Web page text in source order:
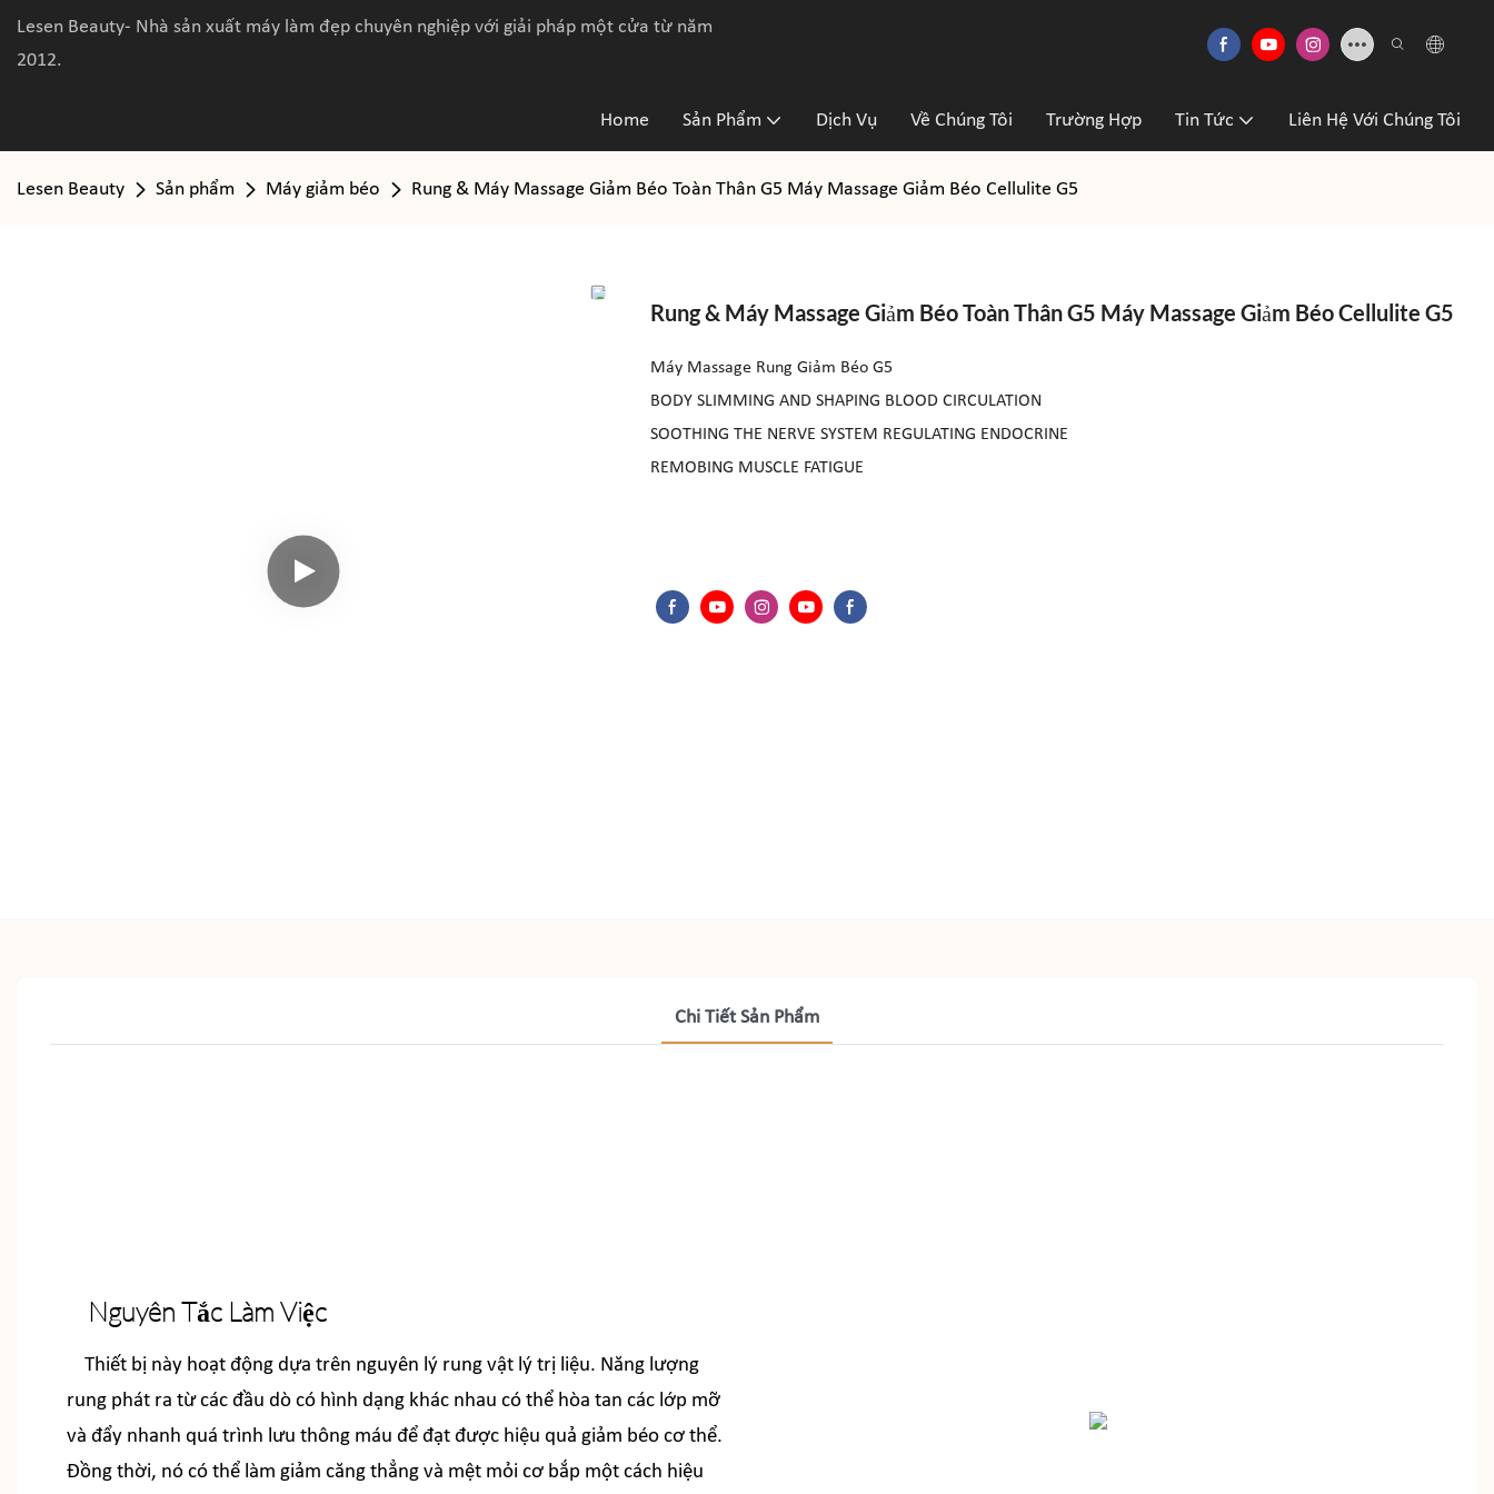
Lesen Beauty- Nhà sản xuất máy làm đẹp chuyên nghiệp với giải pháp một cửa từ năm
2012.
Home Sản Phẩm Dịch Vụ Về Chúng Tôi Trường Hợp Tin Tức Liên Hệ Với Chúng Tôi
Lesen Beauty Sản phẩm Máy giảm béo Rung & Máy Massage Giảm Béo Toàn Thân G5 Máy Massage Giảm Béo Cellulite G5
Rung & Máy Massage Giảm Béo Toàn Thân G5 Máy Massage Giảm Béo Cellulite G5
Máy Massage Rung Giảm Béo G5
BODY SLIMMING AND SHAPING BLOOD CIRCULATION
SOOTHING THE NERVE SYSTEM REGULATING ENDOCRINE
REMOBING MUSCLE FATIGUE
Chi Tiết Sản Phẩm
Nguyên Tắc Làm Việc
Thiết bị này hoạt động dựa trên nguyên lý rung vật lý trị liệu. Năng lượng
rung phát ra từ các đầu dò có hình dạng khác nhau có thể hòa tan các lớp mỡ
và đẩy nhanh quá trình lưu thông máu để đạt được hiệu quả giảm béo cơ thể.
Đồng thời, nó có thể làm giảm căng thẳng và mệt mỏi cơ bắp một cách hiệu